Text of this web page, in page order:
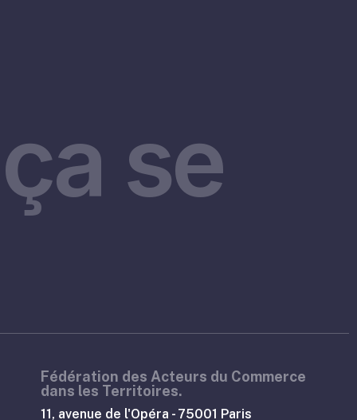
se
Fédération des Acteurs du Commerce
dans les Territoires.
11, avenue de l'Opéra - 75001 Paris